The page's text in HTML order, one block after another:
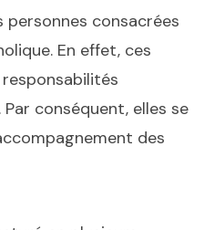
personnes consacrées
En effet, ces
conséquent, elles se
des